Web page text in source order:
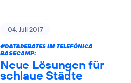
04. Juli 2017
#DATADEBATESIM TELEFÓNICA
BASECAMP:
Neue Lösungen für
schlaue Städte